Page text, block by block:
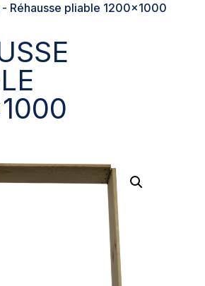
Réhausse pliable 1200×1000